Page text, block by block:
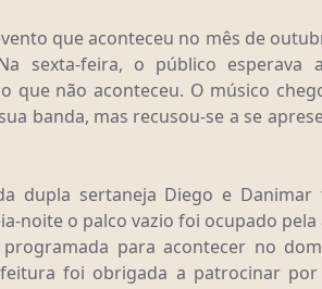
que aconteceu no mês de
sexta-feira, o público esperava
que não aconteceu. O músico
banda, mas recusou-se a se
dupla sertaneja Diego e
noite o palco vazio foi ocupado
programada para acontecer no
foi obrigada a patrocinar